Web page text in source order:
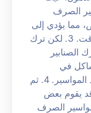
الصرف
مما يؤدي إلى
تكوين مواد صلبة مع مرور الوقت. 3. لكن ترك
الصنابير
في
السباكة، مما يسهم في انسداد المواسير. 4. ثم
يقوم بعض
مواسير الصرف